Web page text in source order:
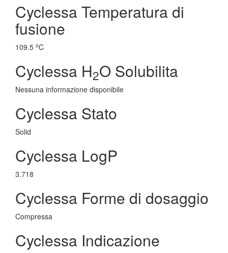
Cyclessa Temperatura di
fusione
109.5 oC
Cyclessa H2O Solubilita
Nessuna informazione disponibile
Cyclessa Stato
Solid
Cyclessa LogP
3.718
Cyclessa Forme di dosaggio
Compressa
Cyclessa Indicazione